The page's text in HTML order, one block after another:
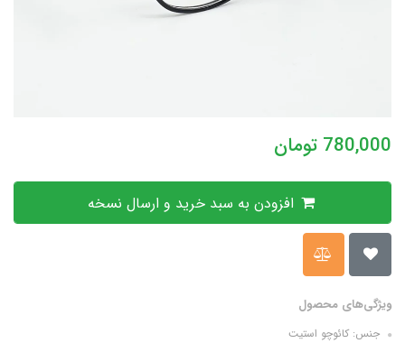
780,000 تومان
ویژگی‌های محصول
جنس: کائوچو استیت